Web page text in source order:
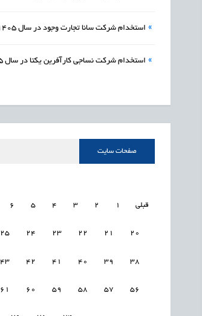
» استخدام شرکت سانا تجارت وجود در سال 1405
» استخدام شرکت نساجی کارآفرین یکتا در سال 1405
صفحات سایت
قبلی 1
2
3
4
5
6
20
21
22
23
24
25
38
39
40
41
42
43
56
57
58
59
60
61